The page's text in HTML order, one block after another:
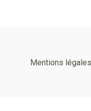
Mentions légales